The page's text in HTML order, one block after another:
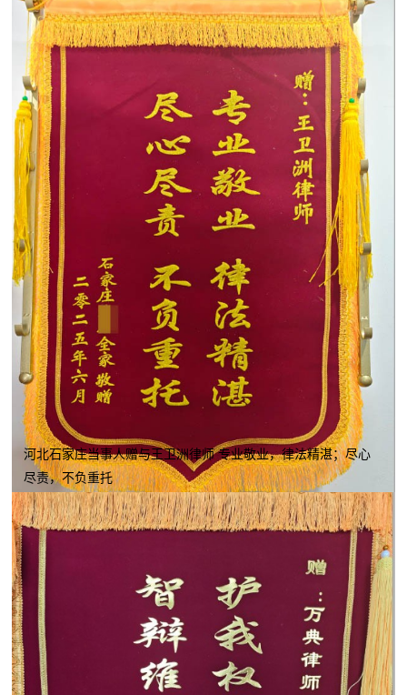
河北石家庄当事人赠与王卫洲律师 专业敬业，律法精湛；尽心
尽责，不负重托